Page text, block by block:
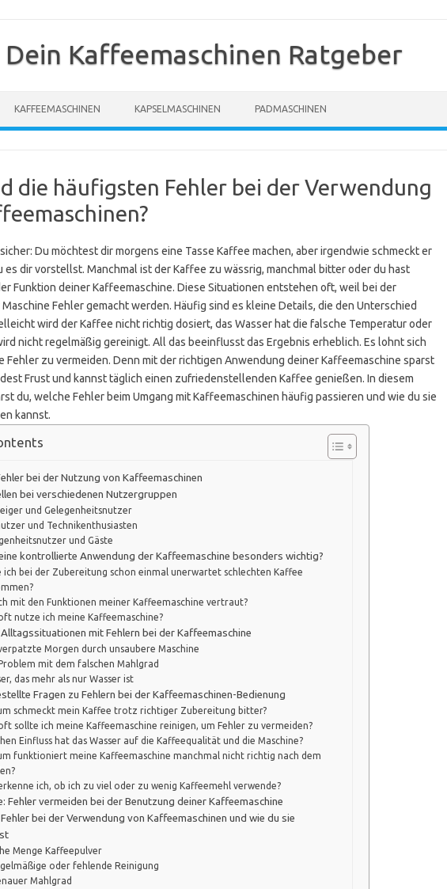
Dein Kaffeemaschinen Ratgeber
KAFFEEMASCHINEN KAPSELMASCHINEN PADMASCHINEN
die häufigsten Fehler bei der Verwendung
Du möchtest dir morgens eine Tasse Kaffee machen, aber irgendwie schmeckt er
es dir vorstellst. Manchmal ist der Kaffee zu wässrig, manchmal bitter oder du hast
Funktion deiner Kaffeemaschine. Diese Situationen entstehen oft, weil bei der
Fehler gemacht werden. Häufig sind es kleine Details, die den Unterschied
wird der Kaffee nicht richtig dosiert, das Wasser hat die falsche Temperatur oder
nicht regelmäßig gereinigt. All das beeinflusst das Ergebnis erheblich. Es lohnt sich
Fehler zu vermeiden. Denn mit der richtigen Anwendung deiner Kaffeemaschine sparst
Frust und kannst täglich einen zufriedenstellenden Kaffee genießen. In diesem
du, welche Fehler beim Umgang mit Kaffeemaschinen häufig passieren und wie du sie
kannst.
bei der Nutzung von Kaffeemaschinen
bei verschiedenen Nutzergruppen
und Gelegenheitsnutzer
und Technikenthusiasten
und Gäste
kontrollierte Anwendung der Kaffeemaschine besonders wichtig?
ich bei der Zubereitung schon einmal unerwartet schlechten Kaffee
mit den Funktionen meiner Kaffeemaschine vertraut?
nutze ich meine Kaffeemaschine?
mit Fehlern bei der Kaffeemaschine
Morgen durch unsaubere Maschine
mit dem falschen Mahlgrad
das mehr als nur Wasser ist
Fragen zu Fehlern bei der Kaffeemaschinen-Bedienung
schmeckt mein Kaffee trotz richtiger Zubereitung bitter?
sollte ich meine Kaffeemaschine reinigen, um Fehler zu vermeiden?
Einfluss hat das Wasser auf die Kaffeequalität und die Maschine?
funktioniert meine Kaffeemaschine manchmal nicht richtig nach dem
ich, ob ich zu viel oder zu wenig Kaffeemehl verwende?
Fehler vermeiden bei der Benutzung deiner Kaffeemaschine
bei der Verwendung von Kaffeemaschinen und wie du sie
Menge Kaffeepulver
oder fehlende Reinigung
Mahlgrad